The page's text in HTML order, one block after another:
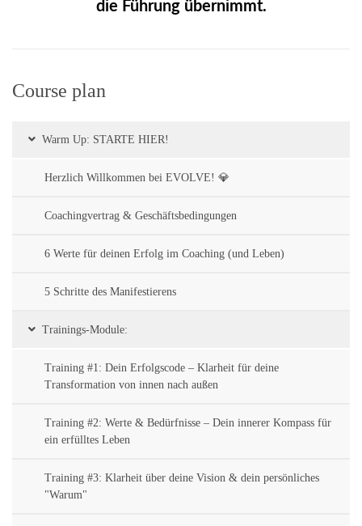
die Führung übernimmt.
Course plan
Warm Up: STARTE HIER!
Herzlich Willkommen bei EVOLVE! 💎
Coachingvertrag & Geschäftsbedingungen
6 Werte für deinen Erfolg im Coaching (und Leben)
5 Schritte des Manifestierens
Trainings-Module:
Training #1: Dein Erfolgscode – Klarheit für deine
Transformation von innen nach außen
Training #2: Werte & Bedürfnisse – Dein innerer Kompass für
ein erfülltes Leben
Training #3: Klarheit über deine Vision & dein persönliches
"Warum"